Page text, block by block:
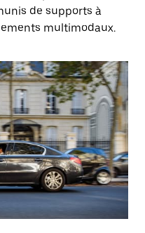
de supports à
multimodaux.